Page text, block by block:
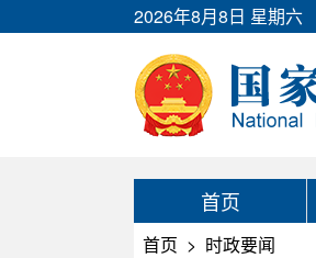
2026年8月8日 星期六
首页
首页 > 时政要闻